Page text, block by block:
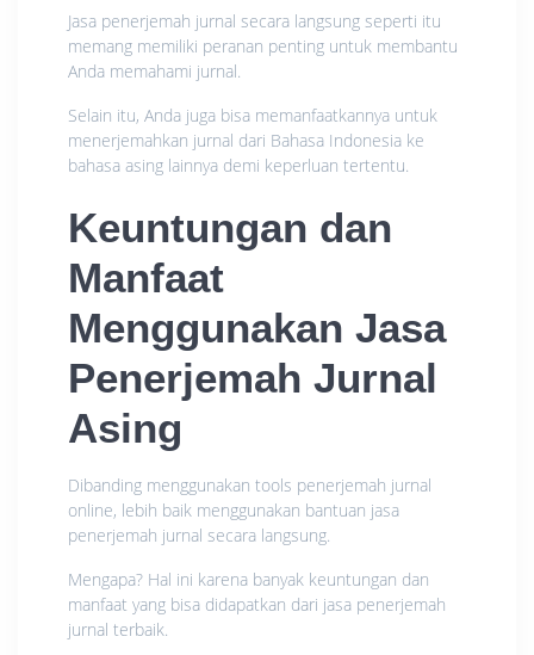
Jasa penerjemah jurnal secara langsung seperti itu
memang memiliki peranan penting untuk membantu
Anda memahami jurnal.
Selain itu, Anda juga bisa memanfaatkannya untuk
menerjemahkan jurnal dari Bahasa Indonesia ke
bahasa asing lainnya demi keperluan tertentu.
Keuntungan dan
Manfaat
Menggunakan Jasa
Penerjemah Jurnal
Asing
Dibanding menggunakan tools penerjemah jurnal
online, lebih baik menggunakan bantuan jasa
penerjemah jurnal secara langsung.
Mengapa? Hal ini karena banyak keuntungan dan
manfaat yang bisa didapatkan dari jasa penerjemah
jurnal terbaik.